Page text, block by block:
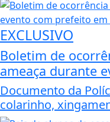
EXCLUSIVO
Boletim de
ameaça durante
Documento da
colarinho,